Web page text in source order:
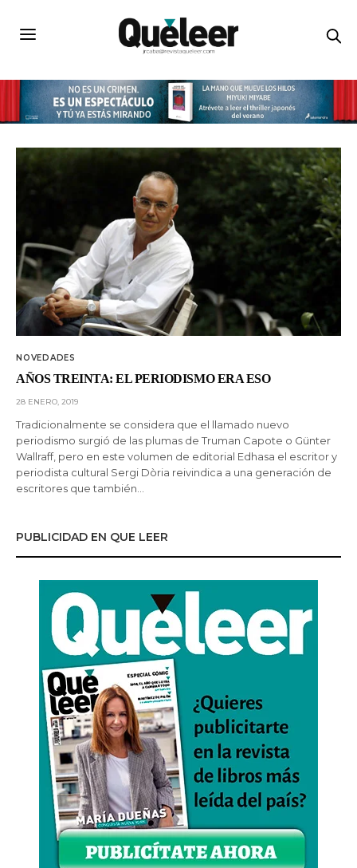
NOVEDADES
AÑOS TREINTA: EL PERIODISMO ERA ESO
28 ENERO, 2019
Tradicionalmente se considera que el llamado nuevo
periodismo surgió de las plumas de Truman Capote o Günter
Wallraff, pero en este volumen de editorial Edhasa el escritor y
periodista cultural Sergi Dòria reivindica a una generación de
escritores que también…
PUBLICIDAD EN QUE LEER